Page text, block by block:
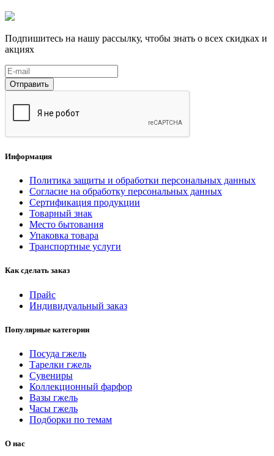
Подпишитесь на нашу рассылку, чтобы знать о всех скидках и
акциях
Отправить
Информация
Политика защиты и обработки персональных данных
Согласие на обработку персональных данных
Сертификация продукции
Товарный знак
Место бытования
Упаковка товара
Транспортные услуги
Как сделать заказ
Прайс
Индивидуальный заказ
Популярные категории
Посуда гжель
Тарелки гжель
Сувениры
Коллекционный фарфор
Вазы гжель
Часы гжель
Подборки по темам
О нас